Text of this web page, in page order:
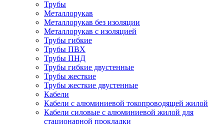
Трубы
Металлорукав
Металлорукав без изоляции
Металлорукав с изоляцией
Трубы гибкие
Трубы ПВХ
Трубы ПНД
Трубы гибкие двустенные
Трубы жесткие
Трубы жесткие двустенные
Кабели
Кабели с алюминиевой токопроводящей жилой
Кабели силовые с алюминиевой жилой для
стационарной прокладки